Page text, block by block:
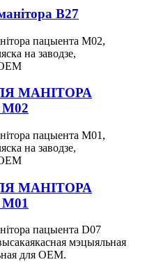
B27
МАНІТОРА
МАНІТОРА